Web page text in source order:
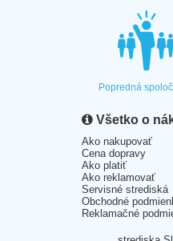
Popredná
Všetko o
Ako nakupovať
Cena dopravy
Ako platiť
Ako reklamovať
Servisné strediská
Obchodné
Reklamačné